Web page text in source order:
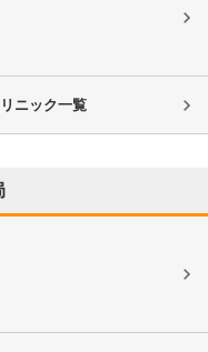
ニック一覧